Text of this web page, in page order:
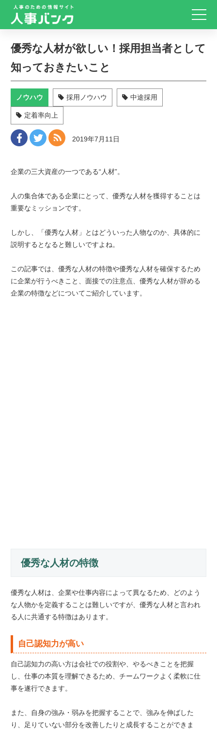
優秀な人材が欲しい！採用担当者として
知っておきたいこと
ノウハウ 採用ノウハウ 中途採用
定着率向上
2019年7月11日
企業の三大資産の一つである“人材”。
人の集合体である企業にとって、優秀な人材を獲得することは
重要なミッションです。
しかし、「優秀な人材」とはどういった人物なのか、具体的に
説明するとなると難しいですよね。
この記事では、優秀な人材の特徴や優秀な人材を確保するため
に企業が行うべきこと、面接での注意点、優秀な人材が辞める
企業の特徴などについてご紹介しています。
優秀な人材の特徴
優秀な人材は、企業や仕事内容によって異なるため、どのよう
な人物かを定義することは難しいですが、優秀な人材と言われ
る人に共通する特徴はあります。
自己認知力が高い
自己認知力の高い方は会社での役割や、やるべきことを把握
し、仕事の本質を理解できるため、チームワークよく柔軟に仕
事を遂行できます。
また、自身の強み・弱みを把握することで、強みを伸ばした
り、足りていない部分を改善したりと成長することができま